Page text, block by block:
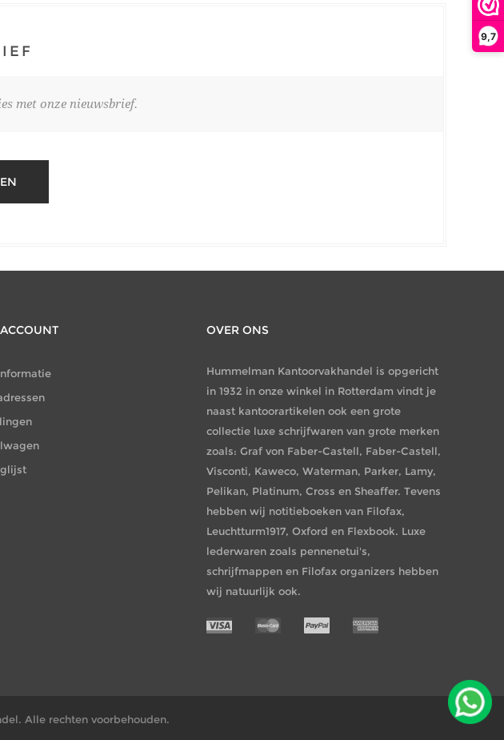
9,7
met onze nieuwsbrief.
OVER ONS
Hummelman Kantoorvakhandel is opgericht
in 1932 in onze winkel in Rotterdam vindt je
naast kantoorartikelen ook een grote
collectie luxe schrijfwaren van grote merken
zoals: Graf von Faber-Castell, Faber-Castell,
Visconti, Kaweco, Waterman, Parker, Lamy,
Pelikan, Platinum, Cross en Sheaffer. Tevens
hebben wij notitieboeken van Filofax,
Leuchtturm1917, Oxford en Flexbook. Luxe
lederwaren zoals pennenetui's,
schrijfmappen en Filofax organizers hebben
wij natuurlijk ook.
Alle rechten voorbehouden.